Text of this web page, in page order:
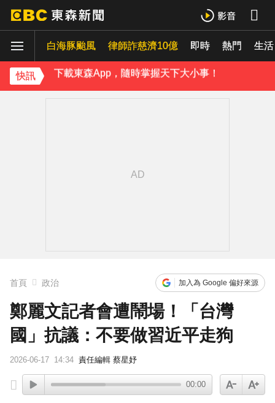
白海豚颱風 律師詐慈濟10億 即時 熱門 生活
快訊
姜厚任小24歲女友「3碩1博」造假？ 台大回應了
下載東森App，隨時掌握天下大小事！
中颱白海豚接近中 晚間至8/9最靠近
首頁 政治 加入為 Google 偏好來源
鄭麗文記者會遭鬧場！「台灣
國」抗議：不要做習近平走狗
2026-06-17 14:34 責任編輯 蔡星妤
00:00